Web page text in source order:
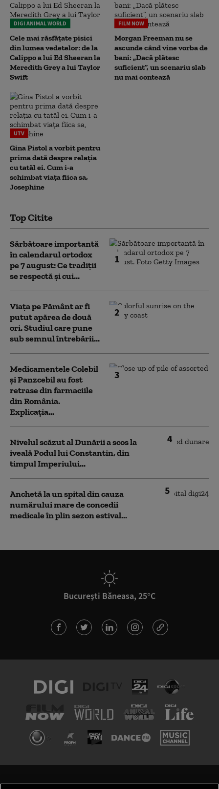
DIGI ANIMAL WORLD
Cele mai răsfățate pisici
din lumea vedetelor: de la
Calippo a lui Ed Sheeran la
Meredith Grey a lui Taylor
Swift
FILM NOW
Morgan Freeman nu se
ascunde când vine vorba de
bani: „Dacă plătesc
suficient”, un scenariu slab
nu mai contează
UTV
Gina Pistol a vorbit pentru
prima dată despre relația
cu tatăl ei. Cum i-a
schimbat viața fiica sa,
Josephine
Top Citite
1
Sărbătoare importantă
în calendarul ortodox
pe 7 august: Ce tradiții
se respectă și cui...
2
Viața pe Pământ ar fi
putut apărea de două
ori. Studiul care pune
sub semnul întrebării...
3
Medicamentele Colebil
și Panzcebil au fost
retrase din farmaciile
din România.
Explicația...
4
Nivelul scăzut al Dunării a scos la
iveală Podul lui Constantin, din
timpul Imperiului...
5
Anchetă la un spital din cauza
numărului mare de concedii
medicale în plin sezon estival...
București Băneasa, 25°C